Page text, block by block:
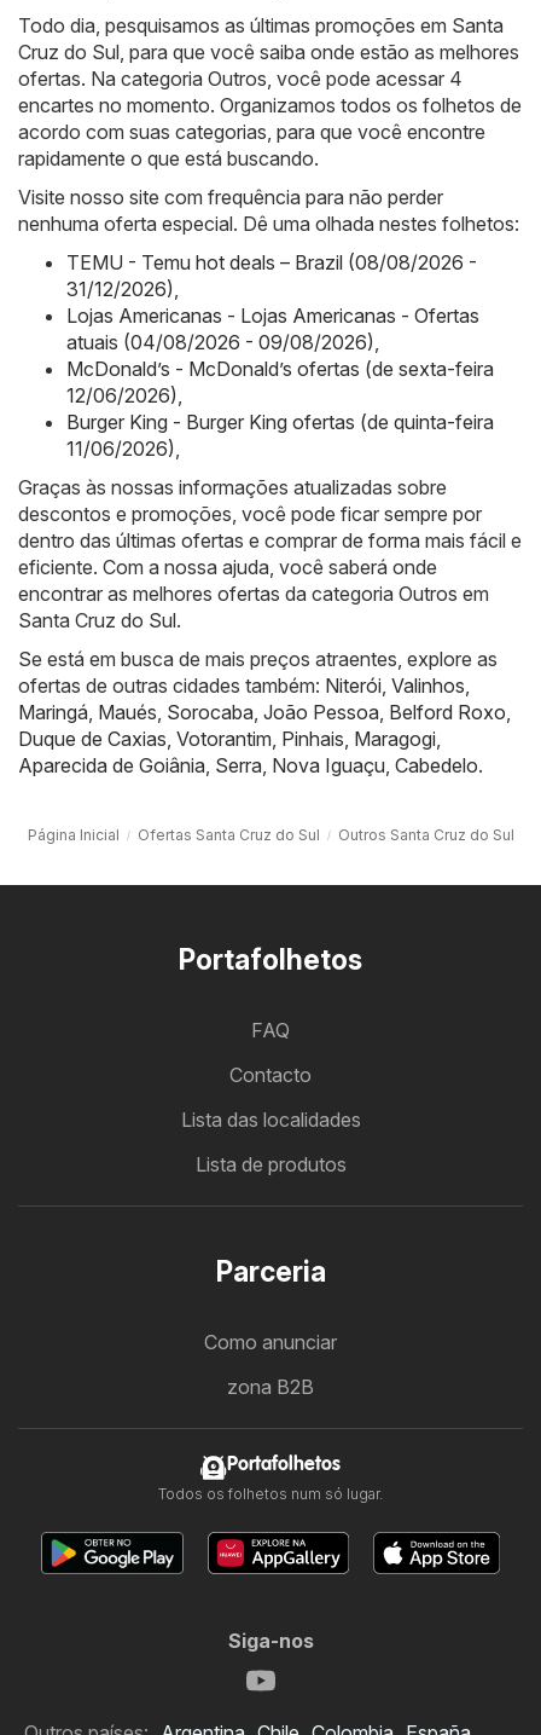
Todo dia, pesquisamos as últimas promoções em Santa
Cruz do Sul, para que você saiba onde estão as melhores
ofertas. Na categoria Outros, você pode acessar 4
encartes no momento. Organizamos todos os folhetos de
acordo com suas categorias, para que você encontre
rapidamente o que está buscando.
Visite nosso site com frequência para não perder
nenhuma oferta especial. Dê uma olhada nestes folhetos:
TEMU - Temu hot deals – Brazil (08/08/2026 -
31/12/2026)
Lojas Americanas - Lojas Americanas - Ofertas
atuais (04/08/2026 - 09/08/2026)
McDonald’s - McDonald’s ofertas (de sexta-feira
12/06/2026)
Burger King - Burger King ofertas (de quinta-feira
11/06/2026)
Graças às nossas informações atualizadas sobre
descontos e promoções, você pode ficar sempre por
dentro das últimas ofertas e comprar de forma mais fácil e
eficiente. Com a nossa ajuda, você saberá onde
encontrar as melhores ofertas da categoria Outros em
Santa Cruz do Sul.
Se está em busca de mais preços atraentes, explore as
ofertas de outras cidades também: Niterói Valinhos
Maringá Maués Sorocaba João Pessoa Belford Roxo
Duque de Caxias Votorantim Pinhais Maragogi
Aparecida de Goiânia Serra Nova Iguaçu Cabedelo.
Página Inicial Ofertas Santa Cruz do Sul Outros Santa Cruz do Sul
Portafolhetos
FAQ
Contacto
Lista das localidades
Lista de produtos
Parceria
Como anunciar
zona B2B
Portafolhetos
Todos os folhetos num só lugar.
Siga-nos